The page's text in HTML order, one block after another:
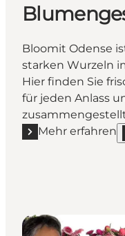
Bloomit Odense
starken Wurzeln
Hier finden Sie
für jeden Anlass
Mehr erfahren
Mehr erfahren